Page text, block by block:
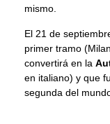
mismo.
El 21 de
primer tramo
convertirá en la
en italiano) y que
segunda del